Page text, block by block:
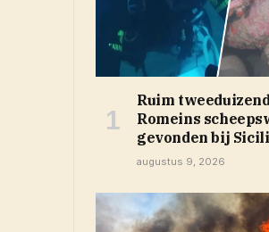
Ruim
Romeins
gevonden bij
augustus 9, 2026